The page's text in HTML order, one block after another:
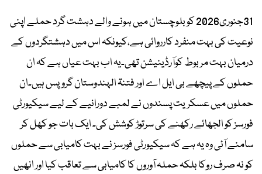
31جنوری2026 کو بلوچستان میں ہونے والے دہشت گرد حملے اپنی
نوعیت کی بہت منفرد کارروائی ہے،کیونکہ اس میں دہشتگردوں کے
درمیان بہت مربوط کوآرڈینیشن تھی۔یہ اب بہت عیاں ہے کہ ان
حملوں کے پیچھے بی ایل اے اور فتنۃ الہندوستان گروپس ہیں۔ان
حملوں میں عسکریت پسندوں نے لمبے دورانیے کے لیے سیکیورٹی
فورسز کو الجھائے رکھنے کی سرتوڑ کوشش کی۔ ایک بات جو کھل کر
سامنے آئی وہ یہ ہے کہ سیکیورٹی فورسز نے بہت کامیابی سے حملوں
کو نہ صرف روکا بلکہ حملہ آوروں کا کامیابی سے تعاقب کیا اور انھیں